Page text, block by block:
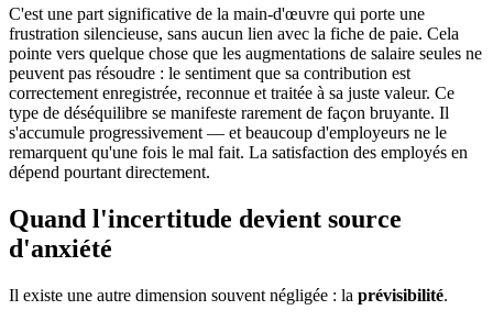
C'est une part significative de la main-d'œuvre qui porte une
frustration silencieuse, sans aucun lien avec la fiche de paie. Cela
pointe vers quelque chose que les augmentations de salaire seules ne
peuvent pas résoudre : le sentiment que sa contribution est
correctement enregistrée, reconnue et traitée à sa juste valeur. Ce
type de déséquilibre se manifeste rarement de façon bruyante. Il
s'accumule progressivement — et beaucoup d'employeurs ne le
remarquent qu'une fois le mal fait. La satisfaction des employés en
dépend pourtant directement.
Quand l'incertitude devient source
d'anxiété
Il existe une autre dimension souvent négligée : la prévisibilité.